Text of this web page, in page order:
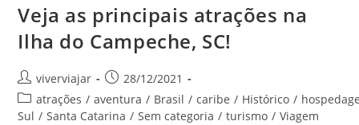
Veja as principais atrações na
Ilha do Campeche, SC!
Autor
do
post:
viverviajar
Post
publicado:
28/12/2021
Categoria
do
atrações / aventura / Brasil / caribe / Histórico /
Sul / Santa Catarina / Sem categoria / turismo / Viagem